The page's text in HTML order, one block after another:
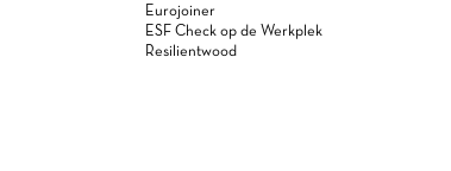
Eurojoiner
ESF Check op de Werkplek
Resilientwood